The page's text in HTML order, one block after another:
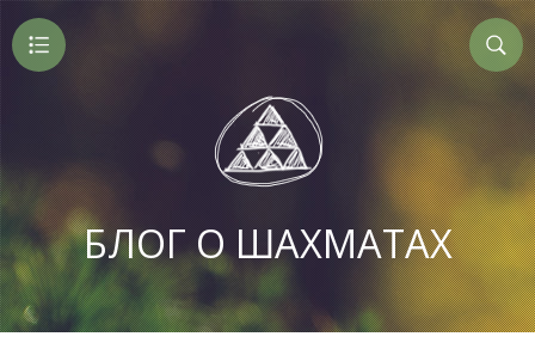
БЛОГ О ШАХМАТАХ